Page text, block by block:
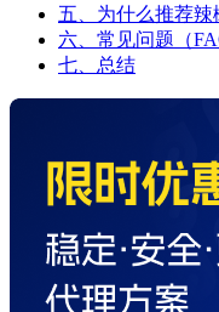
五、为什么推荐辣
六、常见问题（
七、总结